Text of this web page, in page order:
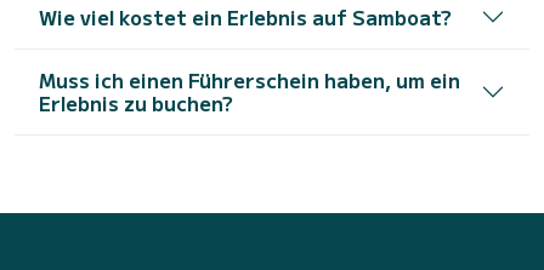
Wie viel kostet ein Erlebnis auf Samboat?
Muss ich einen Führerschein haben, um ein
Erlebnis zu buchen?